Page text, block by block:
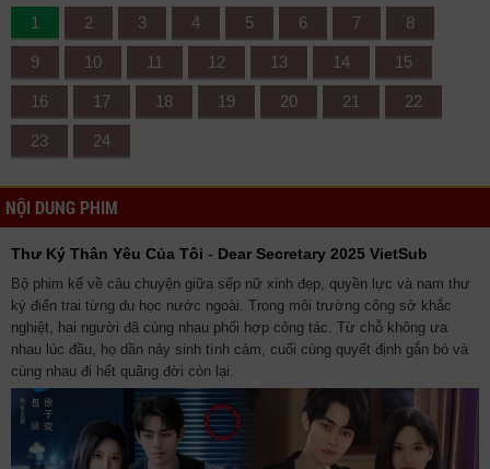
1 2 3 4 5 6 7 8
9 10 11 12 13 14 15
16 17 18 19 20 21 22
23 24
NỘI DUNG PHIM
Thư Ký Thân Yêu Của Tôi - Dear Secretary 2025 VietSub
Bộ phim kể về câu chuyện giữa sếp nữ xinh đẹp, quyền lực và nam thư
ký điển trai từng du học nước ngoài. Trong môi trường công sở khắc
nghiệt, hai người đã cùng nhau phối hợp công tác. Từ chỗ không ưa
nhau lúc đầu, họ dần nảy sinh tình cảm, cuối cùng quyết định gắn bó và
cùng nhau đi hết quãng đời còn lại.